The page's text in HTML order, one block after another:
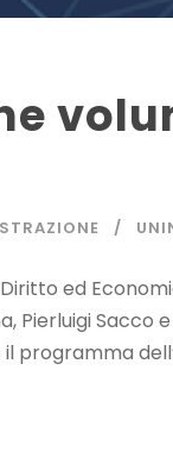
ed
Pierluigi
programma